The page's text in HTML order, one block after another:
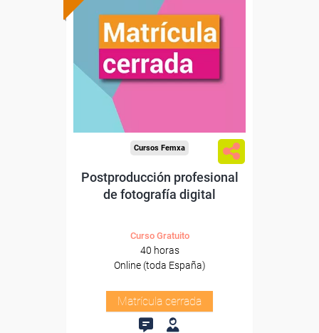
Cursos Femxa
Postproducción profesional
de fotografía digital
Curso Gratuito
40 horas
Online (toda España)
Matrícula cerrada